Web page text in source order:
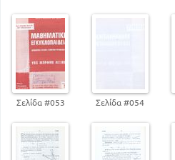
Σελίδα #053 Σελίδα #054